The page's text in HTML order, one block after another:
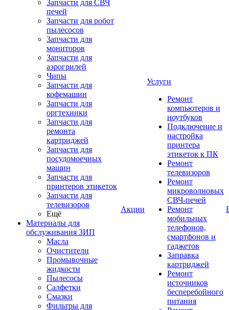
Запчасти для СВЧ
печей
Запчасти для робот
пылесосов
Запчасти для
мониторов
Запчасти для
аэрогрилей
Чипы
Запчасти для
кофемашин
Запчасти для
оргтехники
Запчасти для
ремонта
картриджей
Запчасти для
посудомоечных
машин
Запчасти для
принтеров этикеток
Запчасти для
телевизоров
Ещё
Материалы для
обслуживания ЗИП
Масла
Очистители
Промывочные
жидкости
Пылесосы
Салфетки
Смазки
Фильтры для
Акции
Услуги
Ремонт
компьютеров и
ноутбуков
Подключение и
настройка
принтера
этикеток к ПК
Ремонт
телевизоров
Ремонт
микроволновых
СВЧ-печей
Ремонт
мобильных
телефонов,
смартфонов и
гаджетов
Заправка
картриджей
Ремонт
источников
бесперебойного
питания